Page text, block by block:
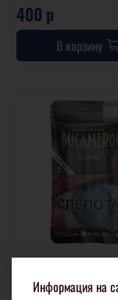
400 р
В корзину
Информация на